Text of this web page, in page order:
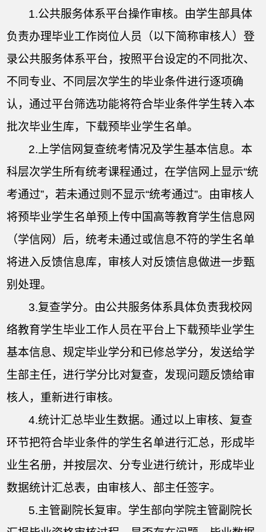
1.公共服务体系平台操作审核。由学生部具体
负责办理毕业工作岗位人员（以下简称审核人）登
录公共服务体系平台，按照平台设定的不同批次、
不同专业、不同层次学生的毕业条件进行逐项确
认，通过平台筛选功能将符合毕业条件学生转入本
批次毕业生库，下载预毕业学生名单。
2. 上学信网复查统考情况及学生基本信息。本
科层次学生所有统考课程通过，在学信网上显示“统
考通过”，若未通过则不显示“统考通过”。由审核人
将预毕业学生名单预上传中国高等教育学生信息网
（学信网）后，统考未通过或信息不符的学生名单
将进入反馈信息库，审核人对反馈信息做进一步甄
别处理。
3.复查学分。由公共服务体系具体负责我校网
络教育学生毕业工作人员在平台上下载预毕业学生
基本信息、规定毕业学分和已修总学分，发送给学
生部主任，进行学分比对复查，发现问题反馈给审
核人，重新进行审核。
4.统计汇总毕业生数据。通过以上审核、复查
环节把符合毕业条件的学生名单进行汇总，形成毕
业生名册，并按层次、分专业进行统计，形成毕业
数据统计汇总表，由审核人、部主任签字。
5.主管副院长复审。学生部向学院主管副院长